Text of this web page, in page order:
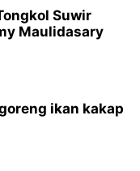
Suwir
Maulidasary
ikan kakap